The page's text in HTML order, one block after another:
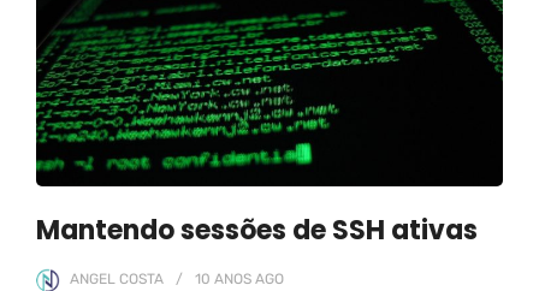
Mantendo sessões de SSH ativas
ANGEL COSTA 10 ANOS AGO